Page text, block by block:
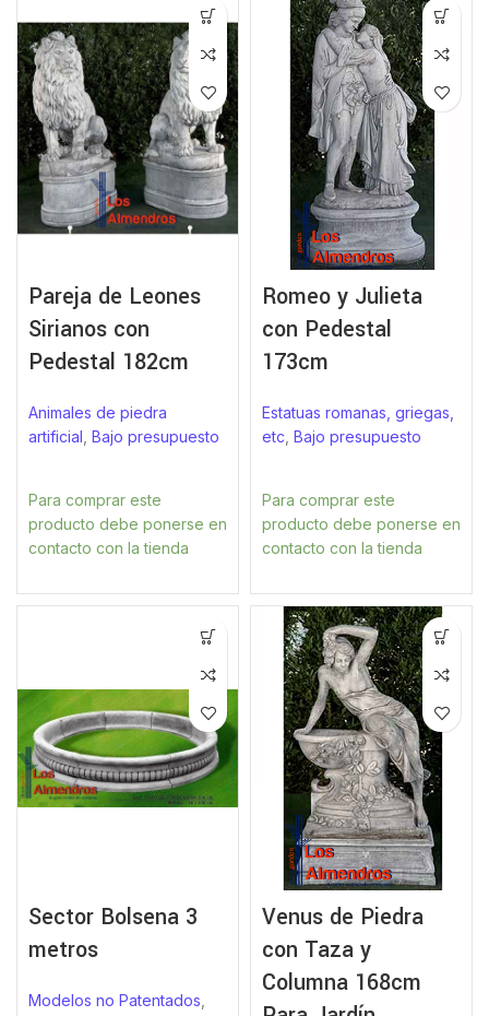
Pareja de Leones
Sirianos con
Pedestal 182cm
Animales de piedra
artificial Bajo presupuesto
Para comprar este
producto debe ponerse en
contacto con la tienda
Romeo y Julieta
con Pedestal
173cm
Estatuas romanas, griegas,
etc Bajo presupuesto
Para comprar este
producto debe ponerse en
contacto con la tienda
Sector Bolsena 3
metros
Modelos no Patentados
Venus de Piedra
con Taza y
Columna 168cm